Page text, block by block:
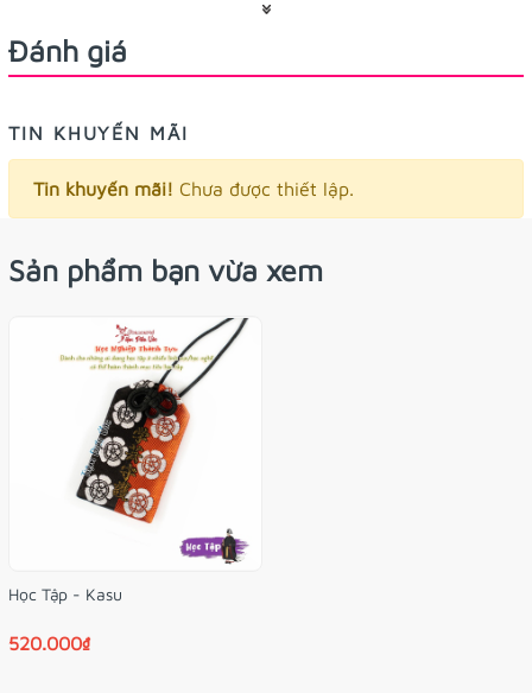
Có thể coi đây là một phần của văn hóa nông nghiệp bắt
nguồn từ tập quán cố gắng nhìn nhận những dấu hiệu
trong các hiện tượng tự nhiên.
#học_tập
việc tiếp thu kiến thức diễn ra suông sẽ, những bài kiểm
tra kiến thức đạt được điểm cao
Kích thước:5 x 7.5cm
Omamori có hoa văn nổi hình hoa anh đào, nhưng lại
Tặng kèm vòng tay xinh xinh nè, có tặng túi nhựa bọc bên
ngoài nữa nhoa!
Đánh giá
TIN KHUYẾN MÃI
Tin khuyến mãi! Chưa được thiết lập.
Sản phẩm bạn vừa xem
Học Tập - Kasu
520.000₫